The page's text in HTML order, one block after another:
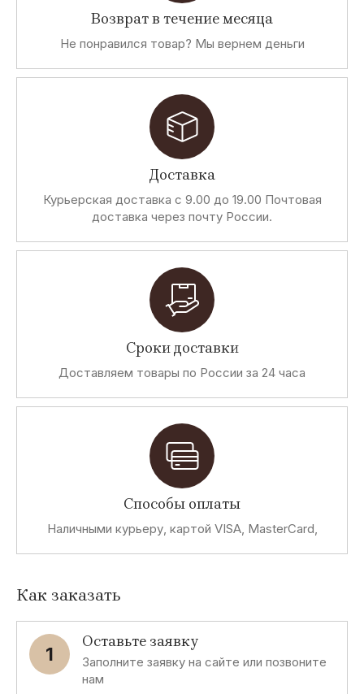
Возврат в течение месяца
Не понравился товар? Мы вернем деньги
Доставка
Курьерская доставка с 9.00 до 19.00 Почтовая
доставка через почту России.
Сроки доставки
Доставляем товары по России за 24 часа
Способы оплаты
Наличными курьеру, картой VISA, MasterCard,
Как заказать
1
Оставьте заявку
Заполните заявку на сайте или позвоните
нам